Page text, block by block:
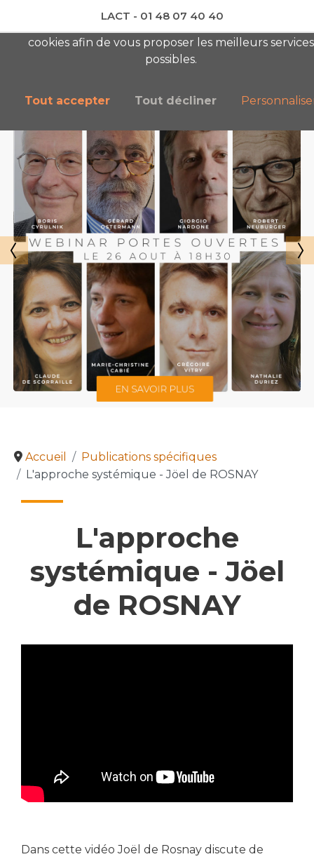
newsletter AC
Accueil
Publications spécifiques
L'approche systémique - Jöel de ROSNAY
L'approche
systémique - Jöel
de ROSNAY
Dans cette vidéo Joël de Rosnay discute de
cookies afin de vous proposer les meilleurs services
possibles.
Tout accepter Tout décliner
LACT - 01 48 07 40 40